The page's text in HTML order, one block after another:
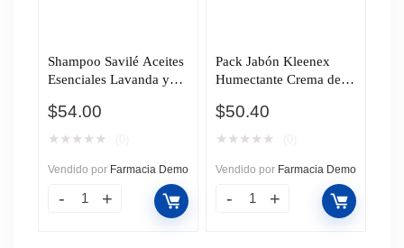
Shampoo Savilé Aceites
Esenciales Lavanda y
$54.00
★ ★ ★ ★ ★
Vendido por Farmacia Demo
Pack Jabón Kleenex
Humectante Crema de
Barras de 110 gr c/u.
$50.40
★ ★ ★ ★ ★
Vendido por Farmacia Demo